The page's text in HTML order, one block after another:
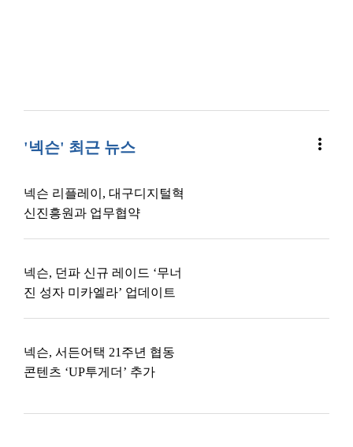
'넥슨' 최근 뉴스 more_vert
넥슨 리플레이, 대구디지털혁
신진흥원과 업무협약
넥슨, 던파 신규 레이드 ‘무너
진 성자 미카엘라’ 업데이트
넥슨, 서든어택 21주년 협동
콘텐츠 ‘UP투게더’ 추가